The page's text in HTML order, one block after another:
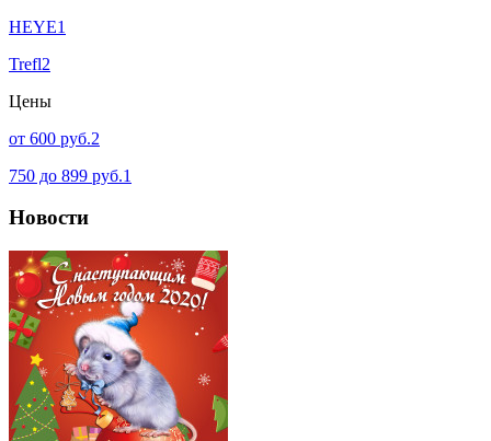
HEYE1
Trefl2
Цены
от 600 руб.2
750 до 899 руб.1
Новости